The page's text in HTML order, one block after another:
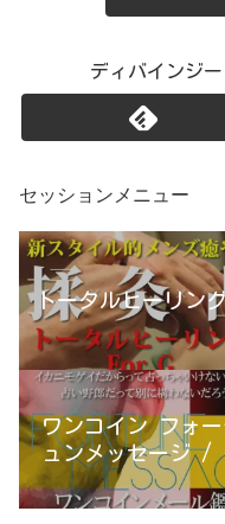
ディバインジ
セッションメニュー
トータルヒーリン
ワンコイン フォー
ュンメッセージ /
宮優雨